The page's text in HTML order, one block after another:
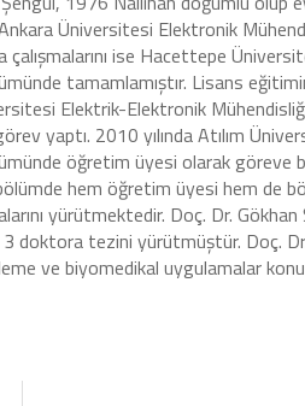
Üniversitesi Elektronik
ise Hacettepe
tamamlamıştır. Lisans
Elektrik-Elektronik
yaptı. 2010 yılında Atılım
öğretim üyesi olarak göreve
hem öğretim üyesi hem de
yürütmektedir. Doç. Dr.
doktora tezini yürütmüştür. Doç.
ve biyomedikal uygulamalar